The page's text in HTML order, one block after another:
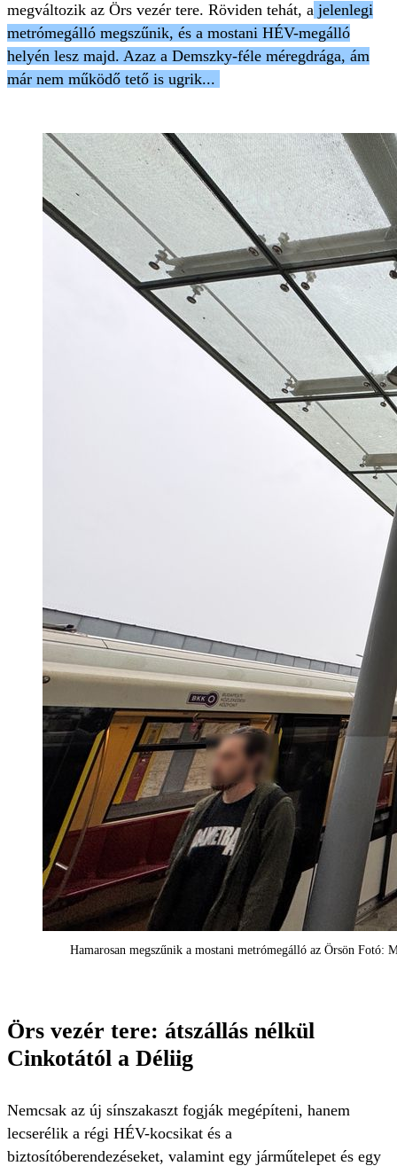
megváltozik az Örs vezér tere. Röviden tehát, a jelenlegi
metrómegálló megszűnik, és a mostani HÉV-megálló
helyén lesz majd. Azaz a Demszky-féle méregdrága, ám
már nem működő tető is ugrik...
Hamarosan megszűnik a mostani metrómegálló az Örsön Fotó:
Örs vezér tere: átszállás nélkül
Cinkotától a Déliig
Nemcsak az új sínszakaszt fogják megépíteni, hanem
lecserélik a régi HÉV-kocsikat és a
biztosítóberendezéseket, valamint egy járműtelepet és egy